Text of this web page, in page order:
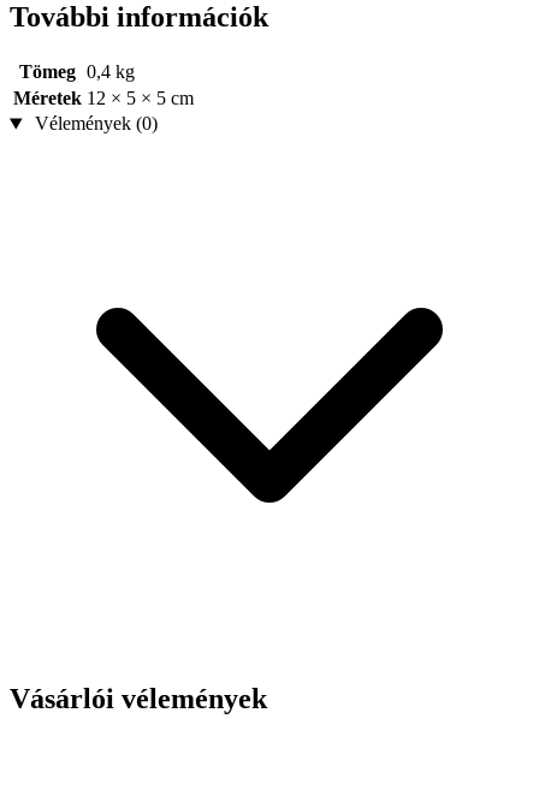
További információk
Tömeg 0,4 kg
Méretek 12 × 5 × 5 cm
Vélemények (0)
Vásárlói vélemények